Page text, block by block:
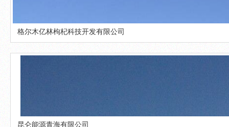
格尔木亿林枸杞科技开发有限公司
昆仑能源青海有限公司